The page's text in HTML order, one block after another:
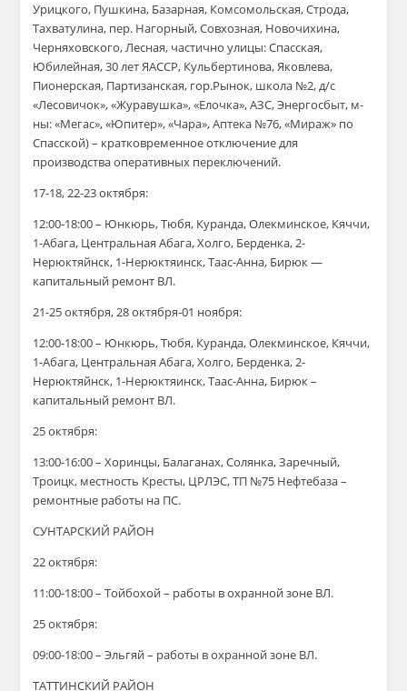
Урицкого, Пушкина, Базарная, Комсомольская, Строда,
Тахватулина, пер. Нагорный, Совхозная, Новочихина,
Черняховского, Лесная, частично улицы: Спасская,
Юбилейная, 30 лет ЯАССР, Кульбертинова, Яковлева,
Пионерская, Партизанская, гор.Рынок, школа №2, д/с
«Лесовичок», «Журавушка», «Елочка», АЗС, Энергосбыт, м-
ны: «Мегас», «Юпитер», «Чара», Аптека №76, «Мираж» по
Спасской) – кратковременное отключение для
производства оперативных переключений.
17-18, 22-23 октября:
12:00-18:00 – Юнкюрь, Тюбя, Куранда, Олекминское, Кяччи,
1-Абага, Центральная Абага, Холго, Берденка, 2-
Нерюктяйнск, 1-Нерюктяинск, Таас-Анна, Бирюк —
капитальный ремонт ВЛ.
21-25 октября, 28 октября-01 ноября:
12:00-18:00 – Юнкюрь, Тюбя, Куранда, Олекминское, Кяччи,
1-Абага, Центральная Абага, Холго, Берденка, 2-
Нерюктяйнск, 1-Нерюктяинск, Таас-Анна, Бирюк –
капитальный ремонт ВЛ.
25 октября:
13:00-16:00 – Хоринцы, Балаганах, Солянка, Заречный,
Троицк, местность Кресты, ЦРЛЭС, ТП №75 Нефтебаза –
ремонтные работы на ПС.
СУНТАРСКИЙ РАЙОН
22 октября:
11:00-18:00 – Тойбохой – работы в охранной зоне ВЛ.
25 октября:
09:00-18:00 – Эльгяй – работы в охранной зоне ВЛ.
ТАТТИНСКИЙ РАЙОН